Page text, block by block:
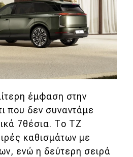
έμφαση στην
που δεν συναντάμε
7θέσια. Το TZ
καθισμάτων με
ενώ η δεύτερη σειρά